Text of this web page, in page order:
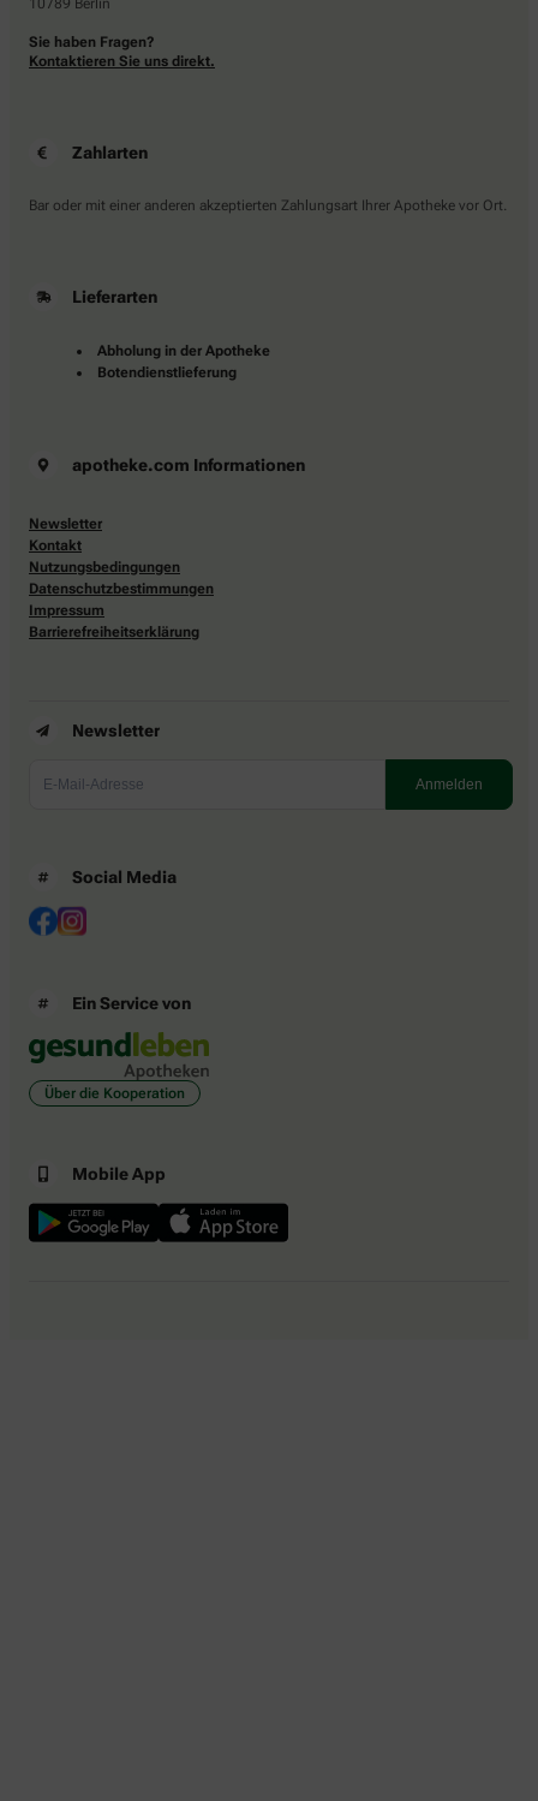
Sie haben Fragen?
Kontaktieren Sie uns direkt.
Zahlarten
Bar oder mit einer anderen akzeptierten Zahlungsart Ihrer Apotheke vor Ort.
Lieferarten
Abholung in der Apotheke
Botendienstlieferung
apotheke.com Informationen
Newsletter
Kontakt
Nutzungsbedingungen
Datenschutzbestimmungen
Impressum
Barrierefreiheitserklärung
Newsletter
Social Media
Ein Service von
Über die Kooperation
Mobile App